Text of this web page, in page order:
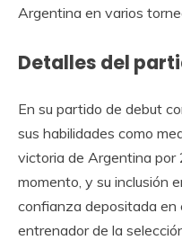
Argentina en varios
Detalles del
En su partido de debut
sus habilidades como
victoria de Argentina por
momento, y su inclusión
confianza depositada
entrenador de la